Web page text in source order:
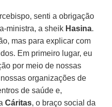
senti a obrigação
ministra, a sheik Hasina.
mas para explicar com
Em primeiro lugar, eu
por meio de nossas
organizações de
de saúde e,
Cáritas, o braço social da